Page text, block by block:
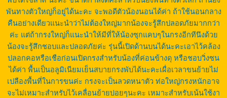
พันทางตัวใหญ่ก็อยู่ได้นะคะ จะพอดีตัวน้องนอนได้ค่า ถ้าใช้นอนกลาง
คืนอย่างเดียวแนะนำว่าไม่ต้องใหญ่มากน้องจะรู้สึกปลอดภัยมากกว่า
ค่ะ แต่ถ้ากรงใหญ่ก็แนะนำให้มีที่ให้น้องซุกแคบๆในกรงอีกทีนึงด้วย
น้องจะรู้สึกชอบและปลอดภัยค่ะ รุ่นนี้เปิดด้านบนได้นะคะเอาไว้คล้อง
ปลอกคอหรือเชือก่อนเปิดกรงสำหรับน้องที่ค่อนข้างดุ หรือชอบวิ่งซน
ได้ค่า พื้นเป็นอลูมิเนียมเย็นสบายกรงพับได้นะคะเผื่อเวลาขนย้ายไม่
เปลืองพื้นที่ในการขนค่ะ กรงจะเป็นลวดหนาตัว ท่อใหญ่กรงหนักอาจ
จะไม่เหมาะสำหรับไว้เคลื่อนย้ายบ่อยๆนะคะ เหมาะสำหรับเน้นใช้งา